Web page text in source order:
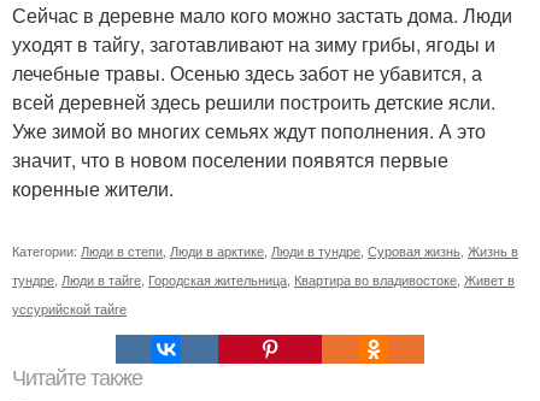
Сейчас в деревне мало кого можно застать дома. Люди
уходят в тайгу, заготавливают на зиму грибы, ягоды и
лечебные травы. Осенью здесь забот не убавится, а
всей деревней здесь решили построить детские ясли.
Уже зимой во многих семьях ждут пополнения. А это
значит, что в новом поселении появятся первые
коренные жители.
Категории: Люди в степи Люди в арктике Люди в тундре Суровая жизнь Жизнь в
тундре Люди в тайге Городская жительница Квартира во владивостоке Живет в
уссурийской тайге
Читайте также